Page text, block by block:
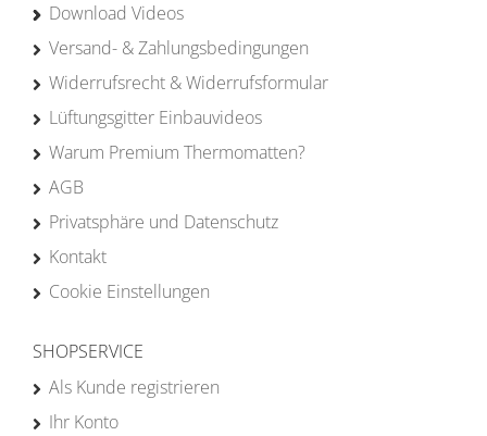
Download Videos
Versand- & Zahlungsbedingungen
Widerrufsrecht & Widerrufsformular
Lüftungsgitter Einbauvideos
Warum Premium Thermomatten?
AGB
Privatsphäre und Datenschutz
Kontakt
Cookie Einstellungen
SHOPSERVICE
Als Kunde registrieren
Ihr Konto